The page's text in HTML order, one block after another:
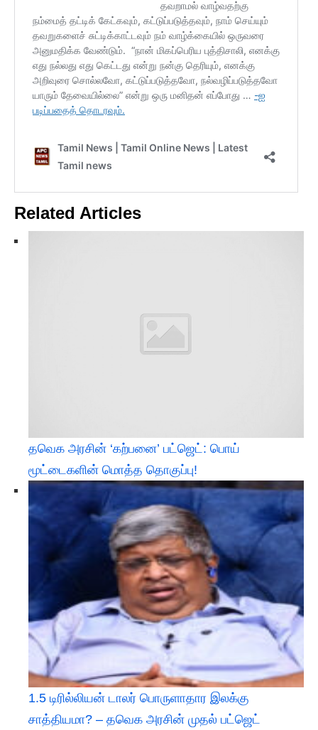
Related Articles
தவெக அரசின் ‘கற்பனை’ பட்ஜெட்: பொய்
மூட்டைகளின் மொத்த தொகுப்பு!
1.5 டிரில்லியன் டாலர் பொருளாதார இலக்கு
சாத்தியமா? – தவெக அரசின் முதல் பட்ஜெட்